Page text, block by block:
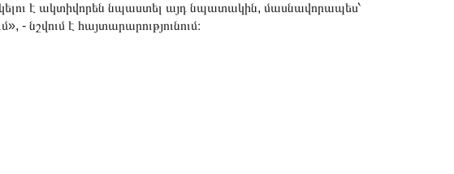
է ակտիվորեն նպաստել այդ նպատակին, մասնավորապես՝
նշվում է հայտարարությունում։